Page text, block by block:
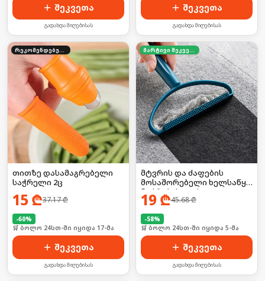
შეკვეთა
გადახდა მიღებისას
შეკვეთა
გადახდა მიღებისას
რეკომენდებული
თითზე დასამაგრებელი
საჭრელი 2ც
15 ₾37.17₾
-60%
🛒 ბოლო 24სთ-ში იყიდა 17-მა
შეკვეთა
გადახდა მიღებისას
მარტივი შეკვეთა
მტვრის და ძაფების
მოსაშორებელი ხელსაწყო
ნაჭრებისთვის 2ც
19 ₾45.68₾
-58%
🛒 ბოლო 24სთ-ში იყიდა 5-მა
შეკვეთა
გადახდა მიღებისას